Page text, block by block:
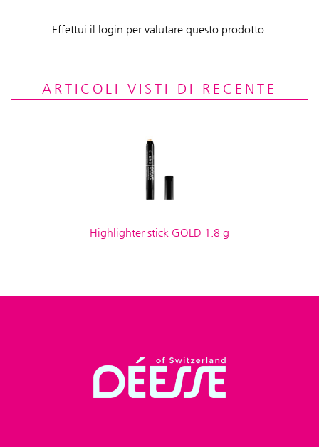
Effettui il login per valutare questo prodotto.
ARTICOLI VISTI DI RECENTE
Highlighter stick GOLD 1.8 g